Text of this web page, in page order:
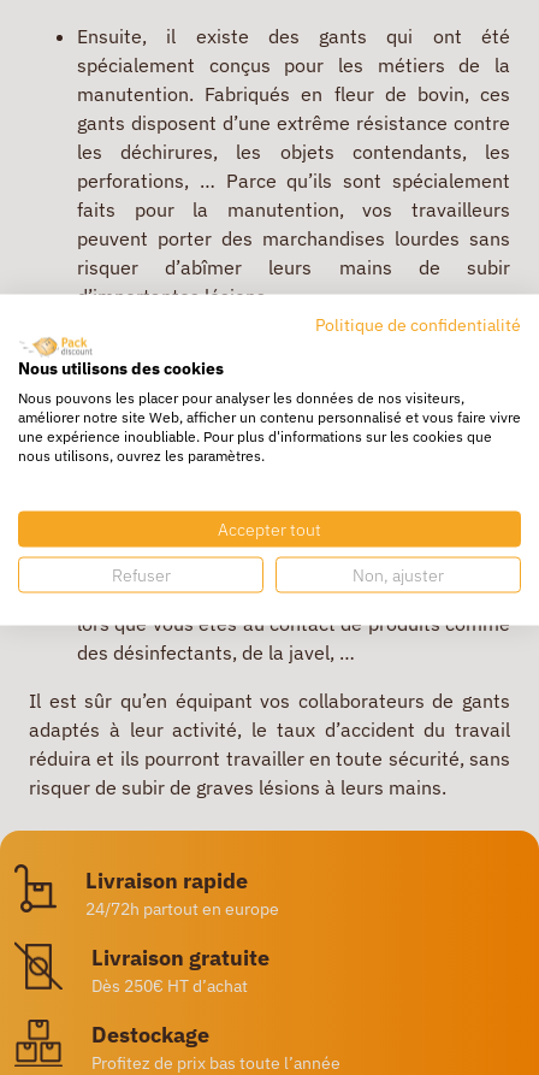
Ensuite, il existe des gants qui ont été
spécialement conçus pour les métiers de la
manutention. Fabriqués en fleur de bovin, ces
gants disposent d’une extrême résistance contre
les déchirures, les objets contendants, les
perforations, … Parce qu’ils sont spécialement
faits pour la manutention, vos travailleurs
peuvent porter des marchandises lourdes sans
risquer d’abîmer leurs mains de subir
d’importantes lésions, …
Si vous manipulez très souvent des objets
glissants, alors les
répondront parfaitement à vos besoins. Parce
qu’ils ont pour objectif de protéger les mains, ils
résistent aussi très bien aux déchirures.
Pour réaliser des opérations précises, en contact
avec des produits chimiques, néfastes pour vos
mains, il existe aussi desgants en vinyle. Les
gants en latex sont aussi très recommandés dès
lors que vous êtes au contact de produits comme
des désinfectants, de la javel, …
Il est sûr qu’en équipant vos collaborateurs de gants
adaptés à leur activité, le taux d’accident du travail
réduira et ils pourront travailler en toute sécurité, sans
risquer de subir de graves lésions à leurs mains.
Livraison rapide
24/72h partout en europe
Livraison gratuite
Dès 250€ HT d’achat
Destockage
Profitez de prix bas toute l’année
Politique de confidentialité
Nous utilisons des cookies
Nous pouvons les placer pour analyser les données de nos visiteurs,
améliorer notre site Web, afficher un contenu personnalisé et vous faire vivre
une expérience inoubliable. Pour plus d'informations sur les cookies que
nous utilisons, ouvrez les paramètres.
Accepter tout
Refuser Non, ajuster